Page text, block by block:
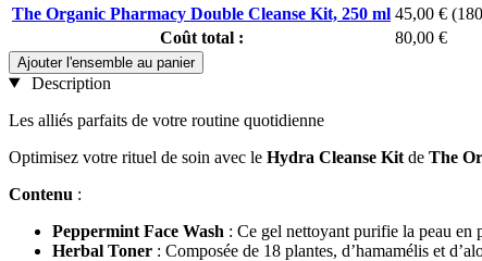
The Organic Pharmacy Double Cleanse Kit, 250 ml 45,00 €
Coût total :
80,00 €
Ajouter l'ensemble au panier
Description
Les alliés parfaits de votre routine quotidienne
Optimisez votre rituel de soin avec le Hydra Cleanse Kit de The
Contenu :
Peppermint Face Wash : Ce gel nettoyant purifie la peau en
Herbal Toner : Composée de 18 plantes, d’hamamélis et